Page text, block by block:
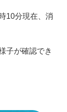
10分現在、消
子が確認でき